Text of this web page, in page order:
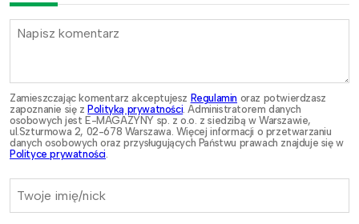
Zamieszczając komentarz akceptujesz Regulamin oraz potwierdzasz
zapoznanie się z Polityką prywatności. Administratorem danych
osobowych jest E-MAGAZYNY sp. z o.o. z siedzibą w Warszawie,
ul.Szturmowa 2, 02-678 Warszawa. Więcej informacji o przetwarzaniu
danych osobowych oraz przysługujących Państwu prawach znajduje się w
Polityce prywatności.